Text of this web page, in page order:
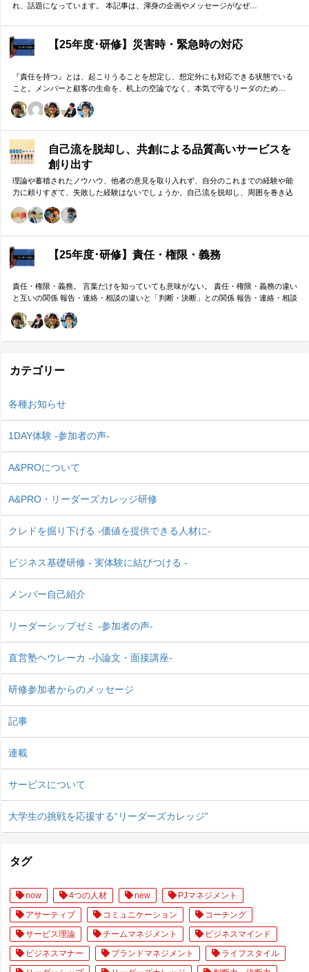
れ、話題になっています。 本記事は、渾身の企画やメッセージがなぜ…
【25年度･研修】災害時・緊急時の対応
『責任を持つ』とは、起こりうることを想定し、想定外にも対応できる状態でいる
こと。メンバーと顧客の生命を、机上の空論でなく、本気で守るリーダのため…
自己流を脱却し、共創による品質高いサービスを
創り出す
理論や蓄積されたノウハウ、他者の意見を取り入れず、自分のこれまでの経験や能
力に頼りすぎて、失敗した経験はないでしょうか。自己流を脱却し、周囲を巻き込
【25年度･研修】責任・権限・義務
責任・権限・義務。 言葉だけを知っていても意味がない。 責任・権限・義務の違い
と互いの関係 報告・連絡・相談の違いと「判断・決断」との関係 報告・連絡・相談
分けることが重要。 理屈と機能を理解し、チームワークを大きく向上したいリーダ
カテゴリー
各種お知らせ
1DAY体験 -参加者の声-
A&PROについて
A&PRO・リーダーズカレッジ研修
クレドを掘り下げる -価値を提供できる人材に-
ビジネス基礎研修 - 実体験に結びつける -
メンバー自己紹介
リーダーシップゼミ -参加者の声-
直営塾ヘウレーカ -小論文・面接講座-
研修参加者からのメッセージ
記事
連載
サービスについて
大学生の挑戦を応援する“リーダーズカレッジ”
タグ
now 4つの人材 new
PJマネジメント
アサーティブ
コミュニケーション
コーチング
サービス理論
チームマネジメント
ビジネスマインド
ビジネスマナー
ブランドマネジメント
ライフスタイル